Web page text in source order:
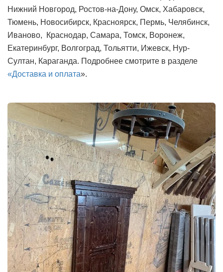
Нижний Новгород, Ростов-на-Дону, Омск, Хабаровск,
Тюмень, Новосибирск, Красноярск, Пермь, Челябинск,
Иваново, Краснодар, Самара, Томск, Воронеж,
Екатеринбург, Волгоград, Тольятти, Ижевск, Нур-
Султан, Караганда. Подробнее смотрите в разделе
«Доставка и оплата».